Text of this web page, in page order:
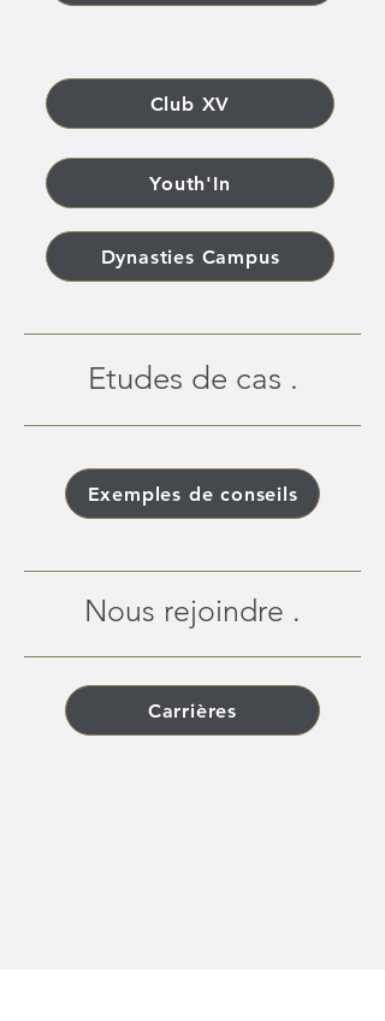
Club XV
Youth'In
Dynasties Campus
Etudes de cas .
Exemples de conseils
Nous rejoindre .
Carrières